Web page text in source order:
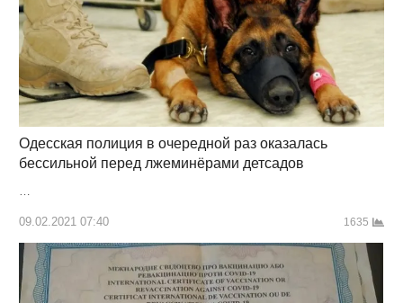
Одесская полиция в очередной раз оказалась
бессильной перед лжеминёрами детсадов
…
09.02.2021 07:40 1635